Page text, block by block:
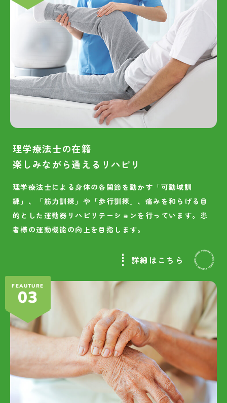
理学療法士の在籍
楽しみながら通えるリハビリ
理学療法士による身体の各関節を動かす「可動域訓
練」、「筋力訓練」や「歩行訓練」、痛みを和らげる目
的とした運動器リハビリテーションを行っています。患
者様の運動機能の向上を目指します。
詳細はこちら
FEAUTURE
03